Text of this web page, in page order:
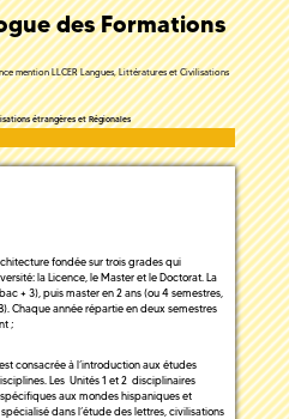
des Formations
mention LLCER Langues, Littératures et Civilisations
étrangères et Régionales
fondée sur trois grades qui
la Licence, le Master et le Doctorat. La
+ 3), puis master en 2 ans (ou 4 semestres,
Chaque année répartie en deux semestres
;
consacrée à l’introduction aux études
Les Unités 1 et 2 disciplinaires
aux mondes hispaniques et
dans l’étude des lettres, civilisations